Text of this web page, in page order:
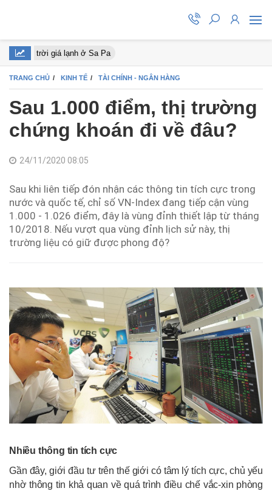
tiết trời giá lạnh ở Sa Pa
TRANG CHỦ KINH TẾ TÀI CHÍNH - NGÂN HÀNG
Sau 1.000 điểm, thị trường
chứng khoán đi về đâu?
24/11/2020 08:05
Sau khi liên tiếp đón nhận các thông tin tích cực trong
nước và quốc tế, chỉ số VN-Index đang tiếp cận vùng
1.000 - 1.026 điểm, đây là vùng đỉnh thiết lập từ tháng
10/2018. Nếu vượt qua vùng đỉnh lịch sử này, thị
trường liệu có giữ được phong độ?
Nhiều thông tin tích cực
Gần đây, giới đầu tư trên thế giới có tâm lý tích cực, chủ yếu
nhờ thông tin khả quan về quá trình điều chế vắc-xin phòng